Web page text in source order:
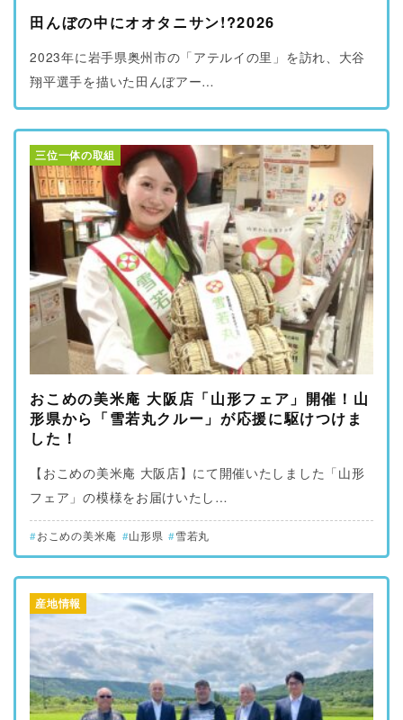
田んぼの中にオオタニサン!?2026
2023年に岩手県奥州市の「アテルイの里」を訪れ、大谷
翔平選手を描いた田んぼアー…
三位一体の取組
おこめの美米庵 大阪店「山形フェア」開催！山
形県から「雪若丸クルー」が応援に駆けつけま
した！
【おこめの美米庵 大阪店】にて開催いたしました「山形
フェア」の模様をお届けいたし…
おこめの美米庵 山形県 雪若丸
産地情報